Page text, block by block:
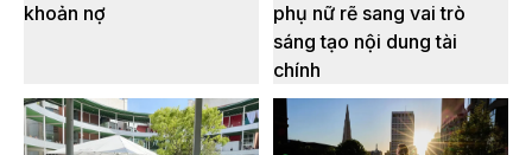
khoản nợ
phụ nữ rẽ sang vai trò
sáng tạo nội dung tài
chính